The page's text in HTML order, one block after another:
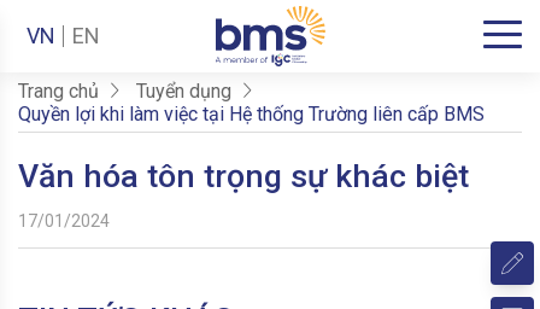
VN EN
Trang chủ
Tuyển dụng
Quyền lợi khi làm việc tại Hệ thống Trường liên cấp BMS
Văn hóa tôn trọng sự khác biệt
17/01/2024